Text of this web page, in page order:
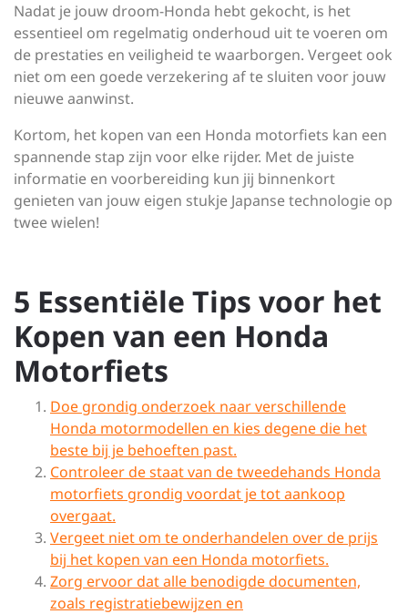
Nadat je jouw droom-Honda hebt gekocht, is het
essentieel om regelmatig onderhoud uit te voeren om
de prestaties en veiligheid te waarborgen. Vergeet ook
niet om een goede verzekering af te sluiten voor jouw
nieuwe aanwinst.
Kortom, het kopen van een Honda motorfiets kan een
spannende stap zijn voor elke rijder. Met de juiste
informatie en voorbereiding kun jij binnenkort
genieten van jouw eigen stukje Japanse technologie op
twee wielen!
5 Essentiële Tips voor het
Kopen van een Honda
Motorfiets
Doe grondig onderzoek naar verschillende
Honda motormodellen en kies degene die het
beste bij je behoeften past.
Controleer de staat van de tweedehands Honda
motorfiets grondig voordat je tot aankoop
overgaat.
Vergeet niet om te onderhandelen over de prijs
bij het kopen van een Honda motorfiets.
Zorg ervoor dat alle benodigde documenten,
zoals registratiebewijzen en